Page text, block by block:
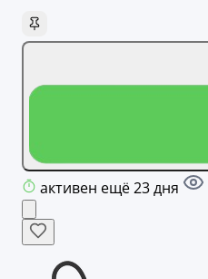
активен ещё 23 дня